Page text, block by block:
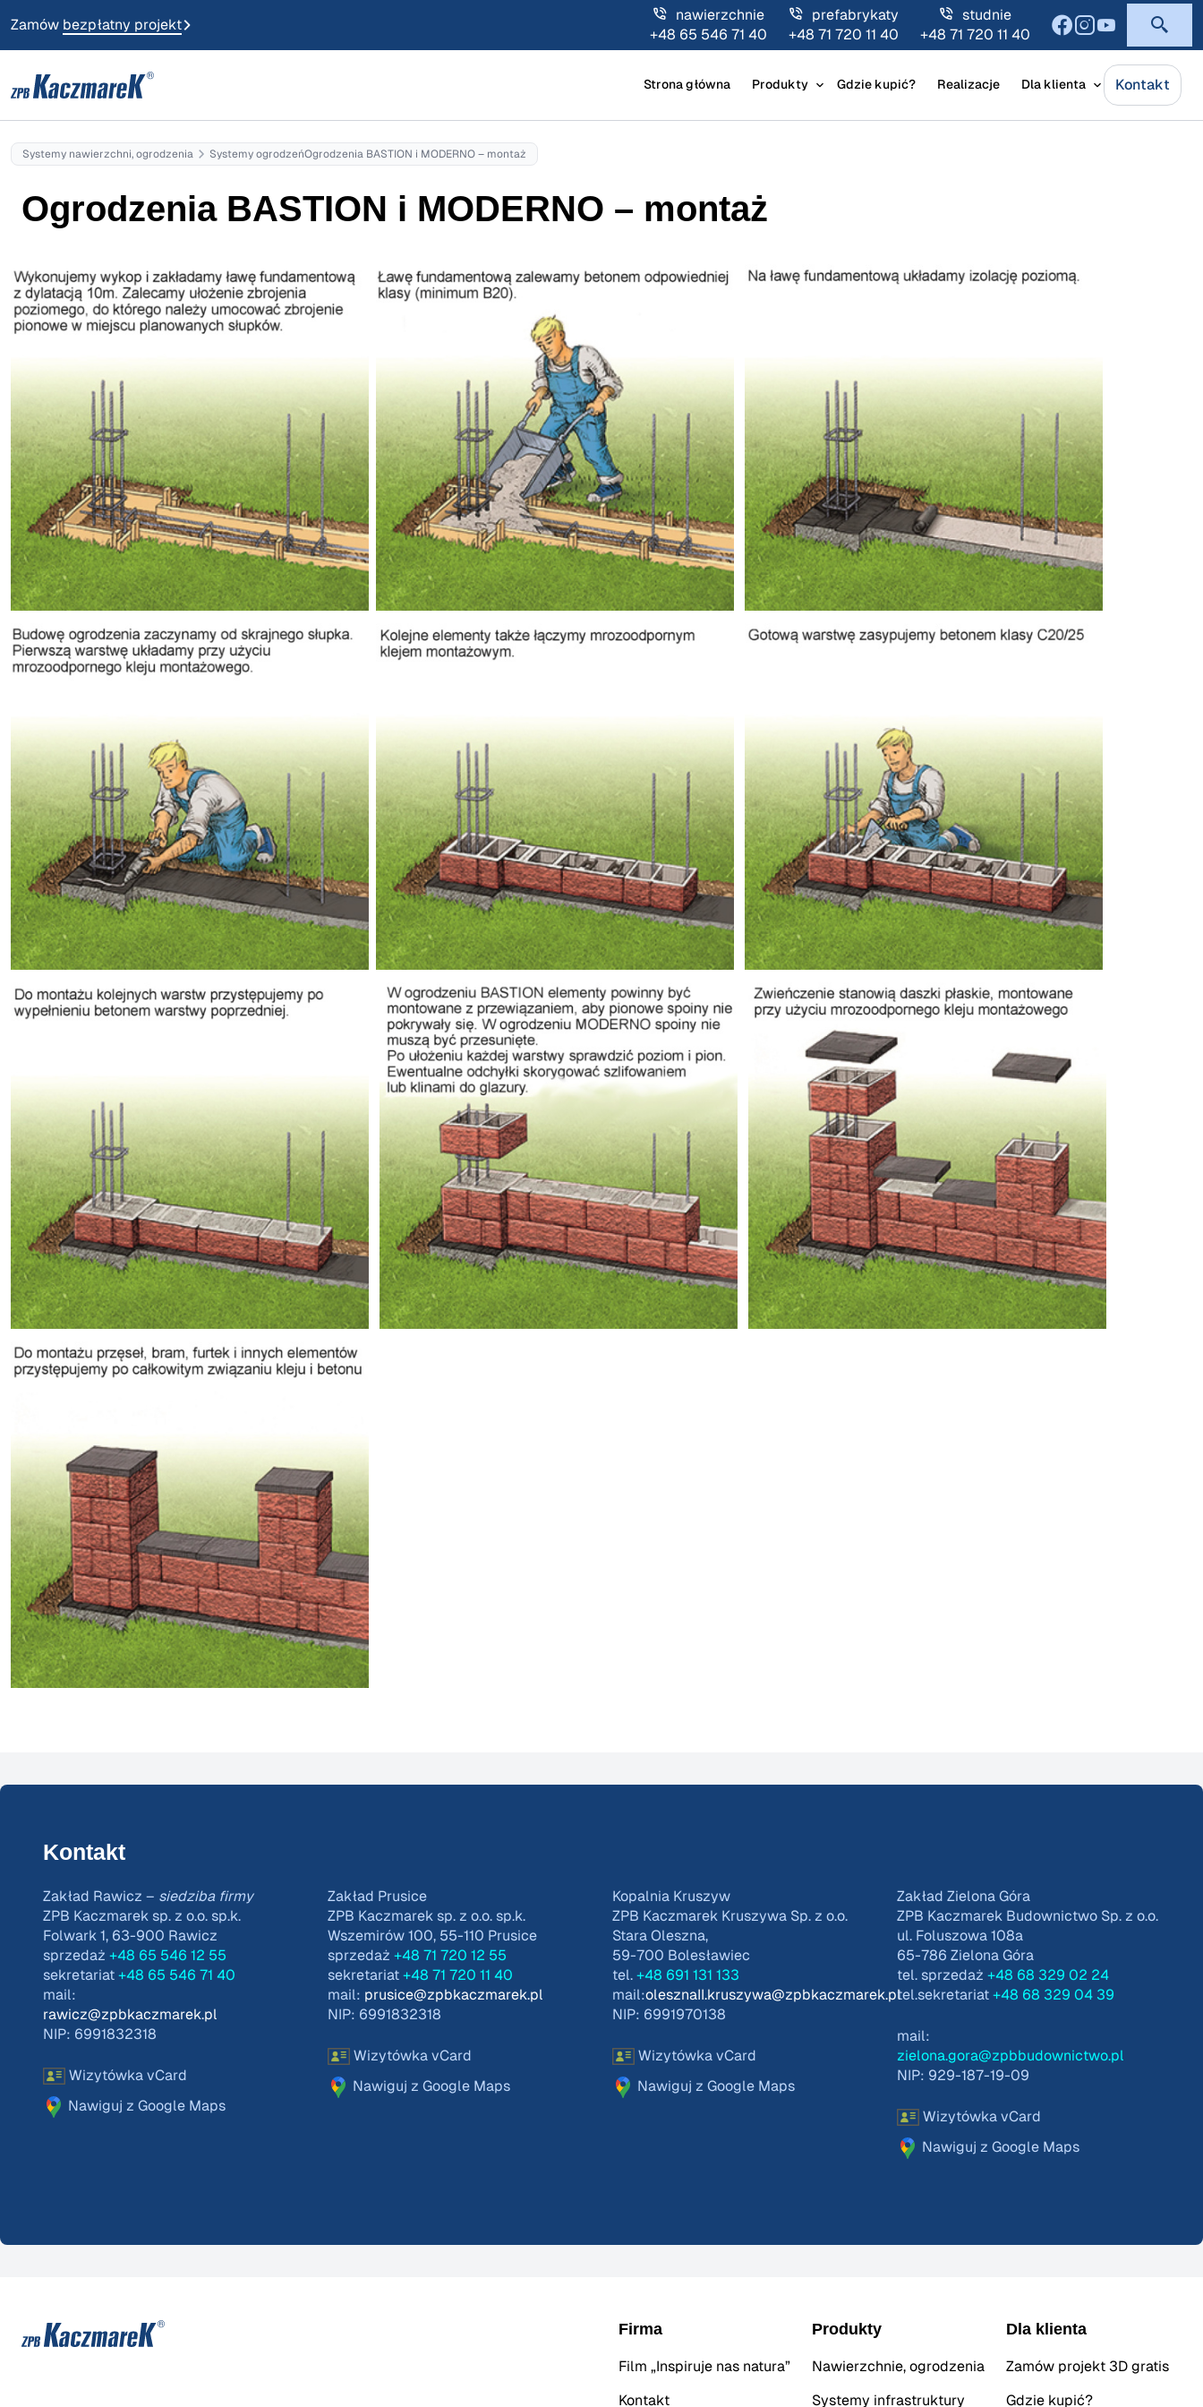
Zamów bezpłatny projekt
nawierzchnie
+48 65 546 71 40
prefabrykaty
+48 71 720 11 40
studnie
+48 71 720 11 40
Strona główna Produkty Gdzie kupić? Realizacje Dla klienta Kontakt
Systemy nawierzchni, ogrodzenia Systemy ogrodzeńOgrodzenia BASTION i MODERNO – montaż
Ogrodzenia BASTION i MODERNO – montaż
Kontakt
Zakład Rawicz – siedziba firmy
ZPB Kaczmarek sp. z o.o. sp.k.
Folwark 1, 63-900 Rawicz
sprzedaż +48 65 546 12 55
sekretariat +48 65 546 71 40
mail:
rawicz@zpbkaczmarek.pl
NIP: 6991832318
Wizytówka vCard
Nawiguj z Google Maps
Zakład Prusice
ZPB Kaczmarek sp. z o.o. sp.k.
Wszemirów 100, 55-110 Prusice
sprzedaż +48 71 720 12 55
sekretariat +48 71 720 11 40
mail: prusice@zpbkaczmarek.pl
NIP: 6991832318
Wizytówka vCard
Nawiguj z Google Maps
Kopalnia Kruszyw
ZPB Kaczmarek Kruszywa Sp. z o.o.
Stara Oleszna,
59-700 Bolesławiec
tel. +48 691 131 133
mail:olesznaII.kruszywa@zpbkaczmarek.pl
NIP: 6991970138
Wizytówka vCard
Nawiguj z Google Maps
Zakład Zielona Góra
ZPB Kaczmarek Budownictwo Sp. z o.o.
ul. Foluszowa 108a
65-786 Zielona Góra
tel. sprzedaż +48 68 329 02 24
tel.sekretariat +48 68 329 04 39
mail:
zielona.gora@zpbbudownictwo.pl
NIP: 929-187-19-09
Wizytówka vCard
Nawiguj z Google Maps
Firma
Film „Inspiruje nas natura”
Kontakt
Produkty
Nawierzchnie, ogrodzenia
Systemy infrastruktury
Dla klienta
Zamów projekt 3D gratis
Gdzie kupić?